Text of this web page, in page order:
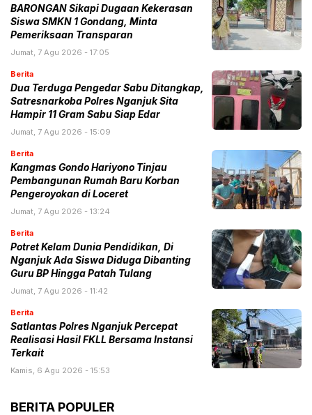
BARONGAN Sikapi Dugaan Kekerasan
Siswa SMKN 1 Gondang, Minta
Pemeriksaan Transparan
Jumat, 7 Agu 2026 - 17:05
Berita
Dua Terduga Pengedar Sabu Ditangkap,
Satresnarkoba Polres Nganjuk Sita
Hampir 11 Gram Sabu Siap Edar
Jumat, 7 Agu 2026 - 15:09
Berita
Kangmas Gondo Hariyono Tinjau
Pembangunan Rumah Baru Korban
Pengeroyokan di Loceret
Jumat, 7 Agu 2026 - 13:24
Berita
Potret Kelam Dunia Pendidikan, Di
Nganjuk Ada Siswa Diduga Dibanting
Guru BP Hingga Patah Tulang
Jumat, 7 Agu 2026 - 11:42
Berita
Satlantas Polres Nganjuk Percepat
Realisasi Hasil FKLL Bersama Instansi
Terkait
Kamis, 6 Agu 2026 - 15:53
BERITA POPULER